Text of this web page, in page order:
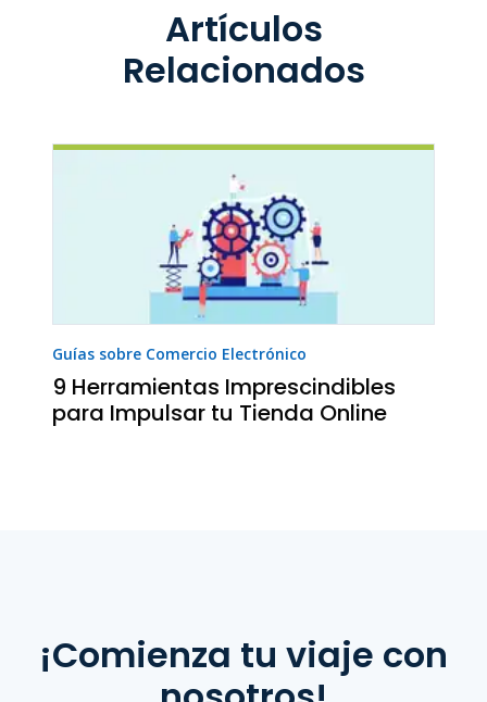
Artículos
Relacionados
Guías sobre Comercio Electrónico
9 Herramientas Imprescindibles
para Impulsar tu Tienda Online
¡Comienza tu viaje con